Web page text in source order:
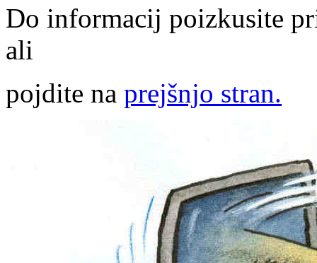
Do informacij poizkusite
ali
pojdite na prejšnjo stran.